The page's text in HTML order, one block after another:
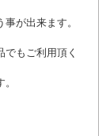
が出来ます。
でもご利用頂く